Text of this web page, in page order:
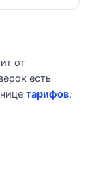
от
есть
тарифов.